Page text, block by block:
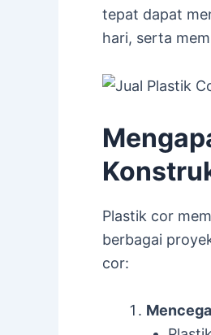
tepat dapat
hari, serta
Plastik cor
berbagai
cor: